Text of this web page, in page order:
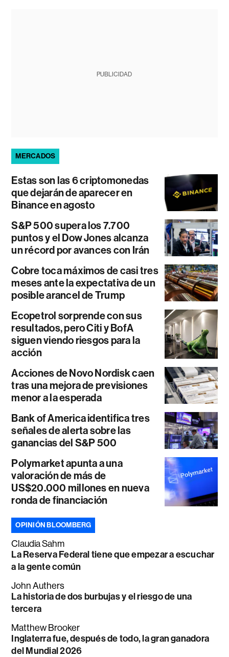
PUBLICIDAD
MERCADOS
Estas son las 6 criptomonedas
que dejarán de aparecer en
Binance en agosto
S&P 500 supera los 7.700
puntos y el Dow Jones alcanza
un récord por avances con Irán
Cobre toca máximos de casi tres
meses ante la expectativa de un
posible arancel de Trump
Ecopetrol sorprende con sus
resultados, pero Citi y BofA
siguen viendo riesgos para la
acción
Acciones de Novo Nordisk caen
tras una mejora de previsiones
menor a la esperada
Bank of America identifica tres
señales de alerta sobre las
ganancias del S&P 500
Polymarket apunta a una
valoración de más de
US$20.000 millones en nueva
ronda de financiación
OPINIÓN BLOOMBERG
Claudia Sahm
La Reserva Federal tiene que empezar a escuchar
a la gente común
John Authers
La historia de dos burbujas y el riesgo de una
tercera
Matthew Brooker
Inglaterra fue, después de todo, la gran ganadora
del Mundial 2026